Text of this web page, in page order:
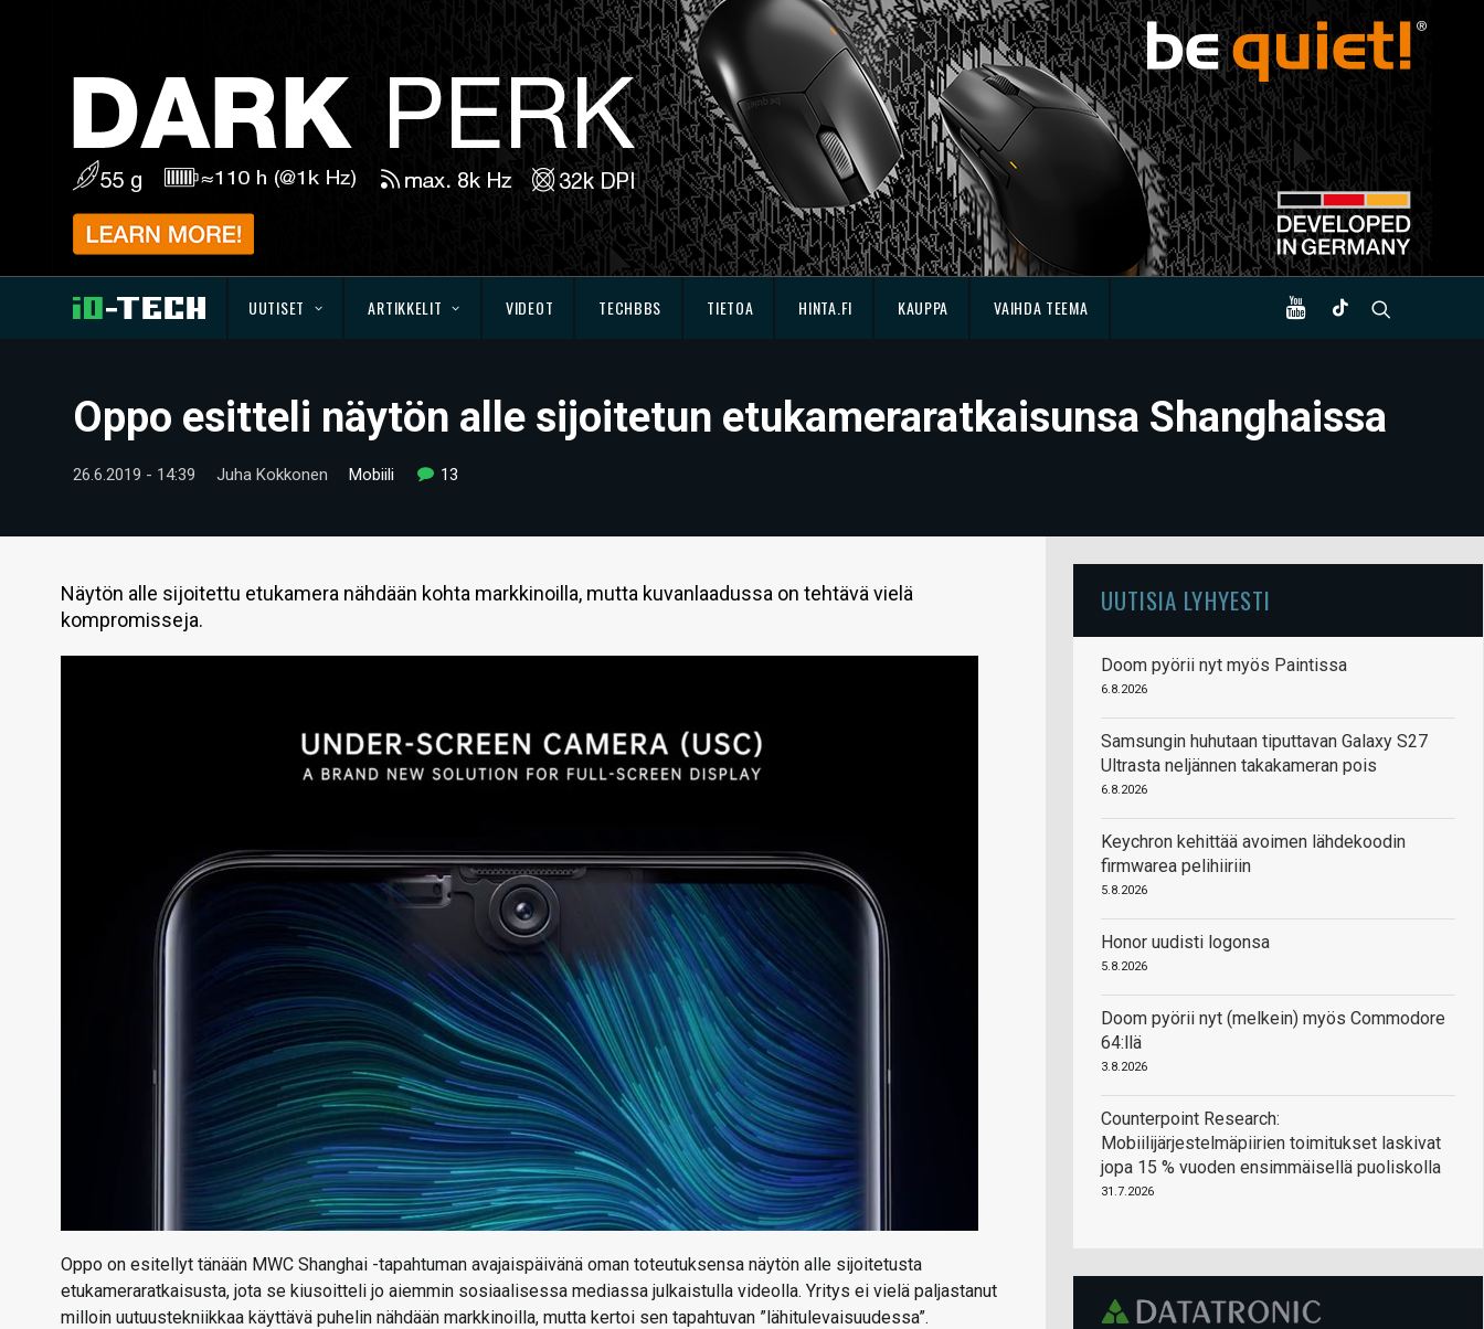
UUTISET ARTIKKELIT VIDEOT TECHBBS TIETOA HINTA.FI KAUPPA VAIHDA TEEMA
Oppo esitteli näytön alle sijoitetun etukameraratkaisunsa Shanghaissa
26.6.2019 - 14:39 Juha Kokkonen Mobiili 13
Näytön alle sijoitettu etukamera nähdään kohta markkinoilla, mutta kuvanlaadussa on tehtävä vielä
kompromisseja.
Oppo on esitellyt tänään MWC Shanghai -tapahtuman avajaispäivänä oman toteutuksensa näytön alle sijoitetusta
etukameraratkaisusta, jota se kiusoitteli jo aiemmin sosiaalisessa mediassa julkaistulla videolla. Yritys ei vielä paljastanut
milloin uutuustekniikkaa käyttävä puhelin nähdään markkinoilla, mutta kertoi sen tapahtuvan ”lähitulevaisuudessa”.
UUTISIA LYHYESTI
Doom pyörii nyt myös Paintissa
6.8.2026
Samsungin huhutaan tiputtavan Galaxy S27
Ultrasta neljännen takakameran pois
6.8.2026
Keychron kehittää avoimen lähdekoodin
firmwarea pelihiiriin
5.8.2026
Honor uudisti logonsa
5.8.2026
Doom pyörii nyt (melkein) myös Commodore
64:llä
3.8.2026
Counterpoint Research:
Mobiilijärjestelmäpiirien toimitukset laskivat
jopa 15 % vuoden ensimmäisellä puoliskolla
31.7.2026